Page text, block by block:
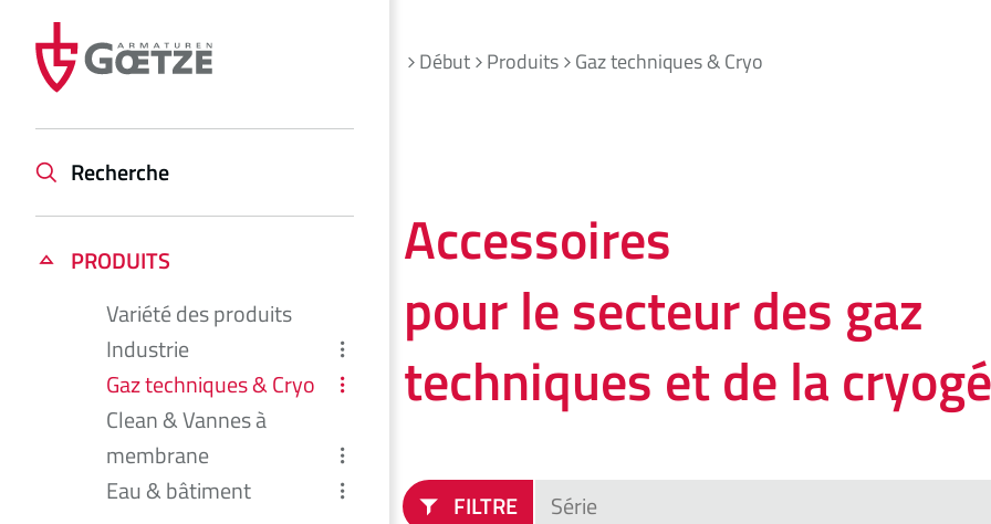
PRODUITS
Variété des produits
Industrie
Gaz techniques & Cryo
Clean & Vannes à
membrane
Eau & bâtiment
Recherche
Début Produits Gaz techniques & Cryo
Accessoires
pour le secteur des gaz
techniques et de la
FILTRE